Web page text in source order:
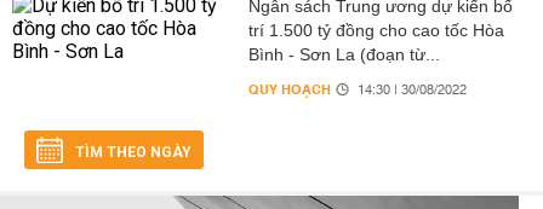
Ngân sách Trung ương dự kiến bố
trí 1.500 tỷ đồng cho cao tốc Hòa
Bình - Sơn La (đoạn từ...
QUY HOẠCH 14:30 | 30/08/2022
TÌM THEO NGÀY